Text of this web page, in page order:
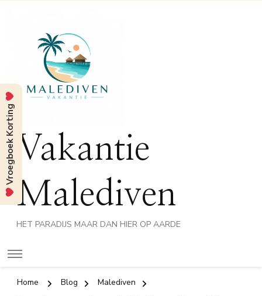
Vakantie
Malediven
HET PARADIJS MAAR DAN HIER OP AARDE
Home Blog
Malediven
Vroegboek Korting